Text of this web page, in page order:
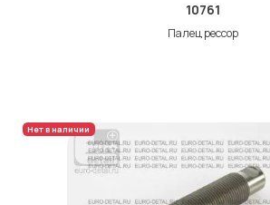
10761
Палeц рессор
Нет в наличии